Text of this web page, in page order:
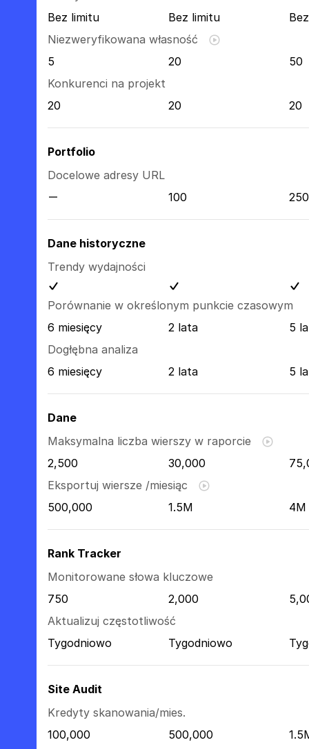
Bez limitu
Bez limitu
Niezweryfikowana własność
5
20
50
Konkurenci na projekt
20
20 20
Portfolio
Docelowe adresy URL
100
250
Dane historyczne
Trendy wydajności
Porównanie w określonym punkcie czasowym
6 miesięcy
2 lata
5
Dogłębna analiza
6 miesięcy
2 lata 5
Dane
Maksymalna liczba wierszy w raporcie
2,500
30,000
Eksportuj wiersze /miesiąc
500,000
1.5M 4M
Rank Tracker
Monitorowane słowa kluczowe
750
2,000
Aktualizuj częstotliwość
Tygodniowo
Tygodniowo
Site Audit
Kredyty skanowania/mies.
100,000
500,000